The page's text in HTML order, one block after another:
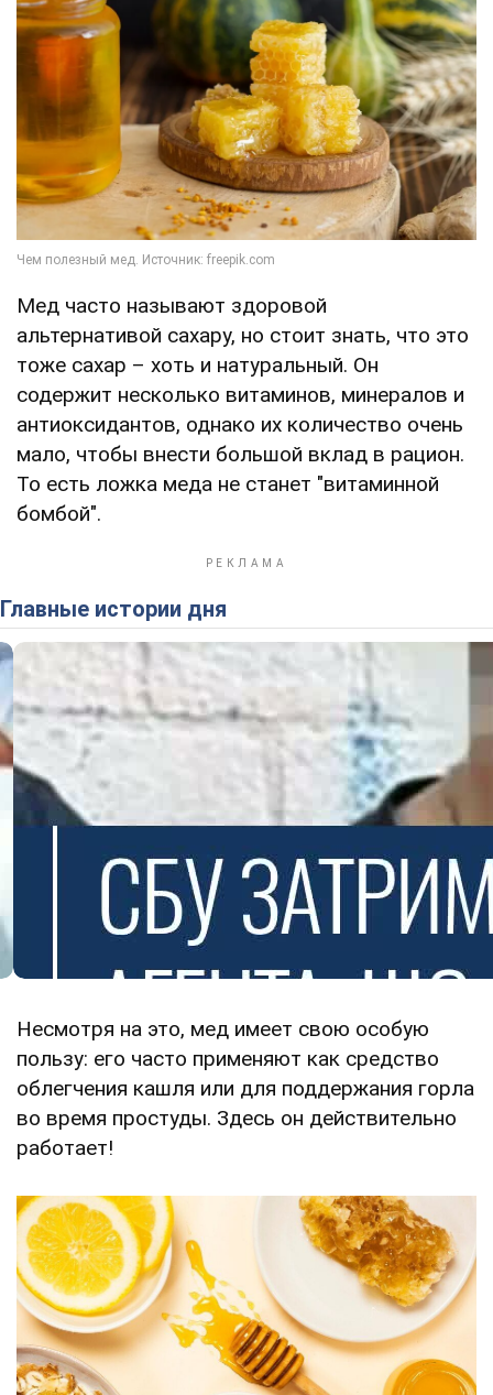
Мед часто называют здоровой
альтернативой сахару, но стоит знать, что это
тоже сахар – хоть и натуральный. Он
содержит несколько витаминов, минералов и
антиоксидантов, однако их количество очень
мало, чтобы внести большой вклад в рацион.
То есть ложка меда не станет "витаминной
бомбой".
Главные истории дня
Несмотря на это, мед имеет свою особую
пользу: его часто применяют как средство
облегчения кашля или для поддержания горла
во время простуды. Здесь он действительно
работает!